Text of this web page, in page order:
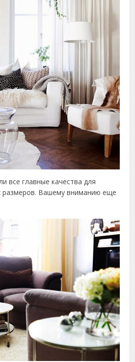
все главные качества для
размеров. Вашему вниманию еще